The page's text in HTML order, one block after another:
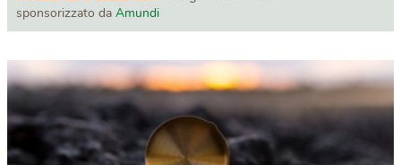
sponsorizzato da Amundi